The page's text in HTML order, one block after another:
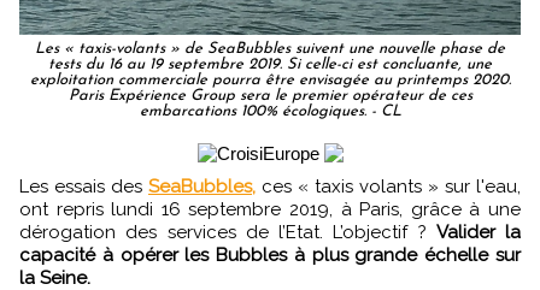
Les « taxis-volants » de SeaBubbles suivent une nouvelle phase de
tests du 16 au 19 septembre 2019. Si celle-ci est concluante, une
exploitation commerciale pourra être envisagée au printemps 2020.
Paris Expérience Group sera le premier opérateur de ces
embarcations 100% écologiques. - CL
Les essais des SeaBubbles, ces « taxis volants » sur l'eau,
ont repris lundi 16 septembre 2019, à Paris, grâce à une
dérogation des services de l’Etat. L’objectif ? Valider la
capacité à opérer les Bubbles à plus grande échelle sur
la Seine.